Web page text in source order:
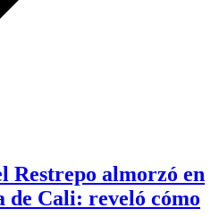
Restrepo almorzó en
de Cali: reveló cómo